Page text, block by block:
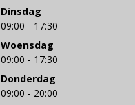
Dinsdag
09:00 - 17:30
Woensdag
09:00 - 17:30
Donderdag
09:00 - 20:00